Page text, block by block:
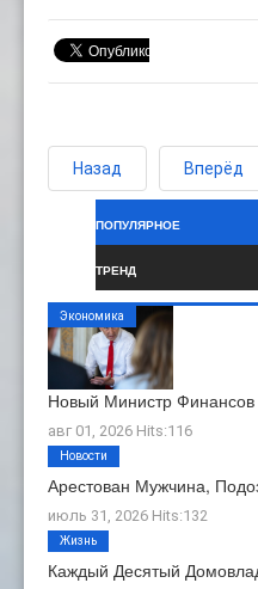
Назад Вперёд
ПОПУЛЯРНОЕ
ТРЕНД
Новый Министр
авг 01, 2026 Hits:116
Экономика
Арестован Мужчина,
июль 31, 2026 Hits:132
Новости
Каждый Десятый
Жизнь